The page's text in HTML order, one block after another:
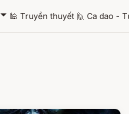
🞃 🕌 Truyền thuyết 🙋 Ca dao -